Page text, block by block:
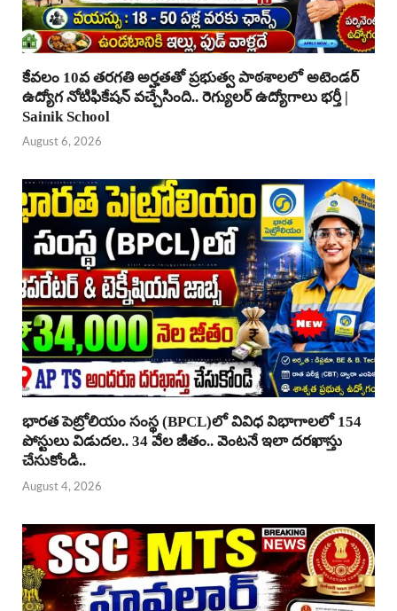
కేవలం 10వ తరగతి అర్హతతో ప్రభుత్వ పాఠశాలలో అటెండర్
ఉద్యోగ నోటిఫికేషన్ వచ్చేసింది.. రెగ్యులర్ ఉద్యోగాలు భర్తీ |
Sainik School
August 6, 2026
భారత పెట్రోలియం సంస్థ (BPCL)లో వివిధ విభాగాలలో 154
పోస్టులు విడుదల.. 34 వేల జీతం.. వెంటనే ఇలా దరఖాస్తు
చేసుకోండి..
August 4, 2026